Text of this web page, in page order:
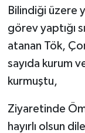
Bilindiği üzere
görev yaptığı
atanan Tök,
sayıda kurum
kurmuştu,
Ziyaretinde
hayırlı olsun